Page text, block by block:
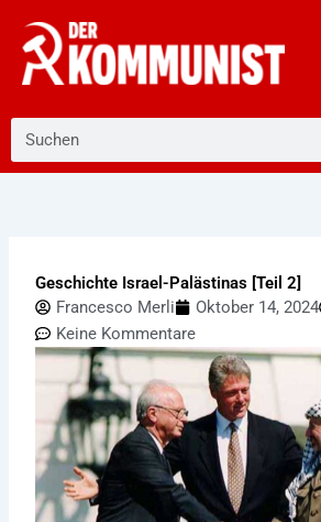
Inhalt
springen
Geschichte Israel-Palästinas [Teil 2]
Francesco Merli
Oktober 14, 2024
Keine Kommentare